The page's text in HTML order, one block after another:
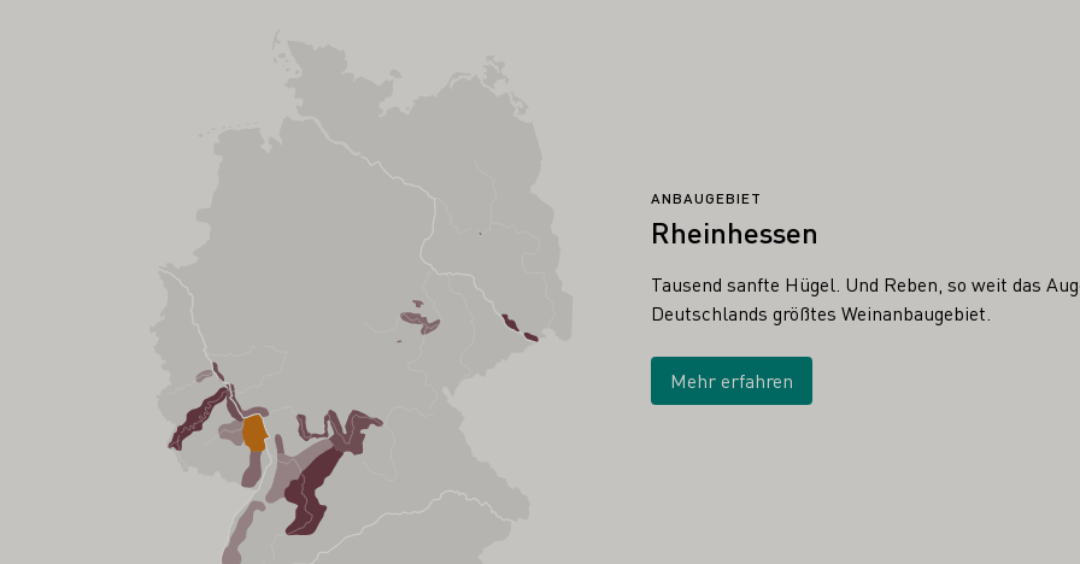
ANBAUGEBIET
Rheinhessen
Tausend sanfte Hügel. Und Reben, so weit das
Deutschlands größtes Weinanbaugebiet.
Mehr erfahren